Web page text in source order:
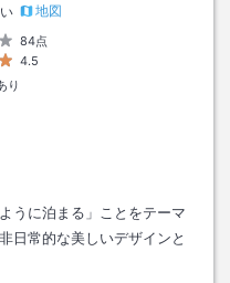
地図
84点
4.5
り
うに泊まる」ことをテーマ
日常的な美しいデザインと